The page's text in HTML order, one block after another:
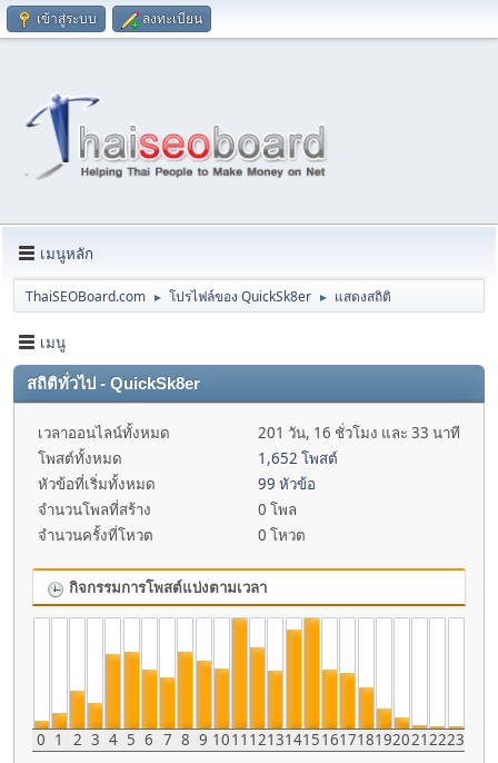
เข้าสู่ระบบ ลงทะเบียน
เมนูหลัก
ThaiSEOBoard.com ► โปรไฟล์ของ QuickSk8er ► แสดงสถิติ
เมนู
สถิติทั่วไป - QuickSk8er
เวลาออนไลน์ทั้งหมด
201 วัน, 16 ชั่วโมง และ 33 นาที
โพสต์ทั้งหมด
1,652 โพสต์
หัวข้อที่เริ่มทั้งหมด
99 หัวข้อ
จำนวนโพลที่สร้าง
0 โพล
จำนวนครั้งที่โหวต
0 โหวต
กิจกรรมการโพสต์แบ่งตามเวลา
0 1 2 3 4 5 6 7 8 9 1011 121314151617181920212223